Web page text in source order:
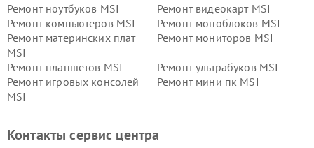
Ремонт ноутбуков MSI
Ремонт видеокарт MSI
Ремонт компьютеров MSI
Ремонт моноблоков MSI
Ремонт материнских плат
MSI
Ремонт мониторов MSI
Ремонт планшетов MSI
Ремонт ультрабуков MSI
Ремонт игровых консолей
MSI
Ремонт мини пк MSI
Контакты сервис центра